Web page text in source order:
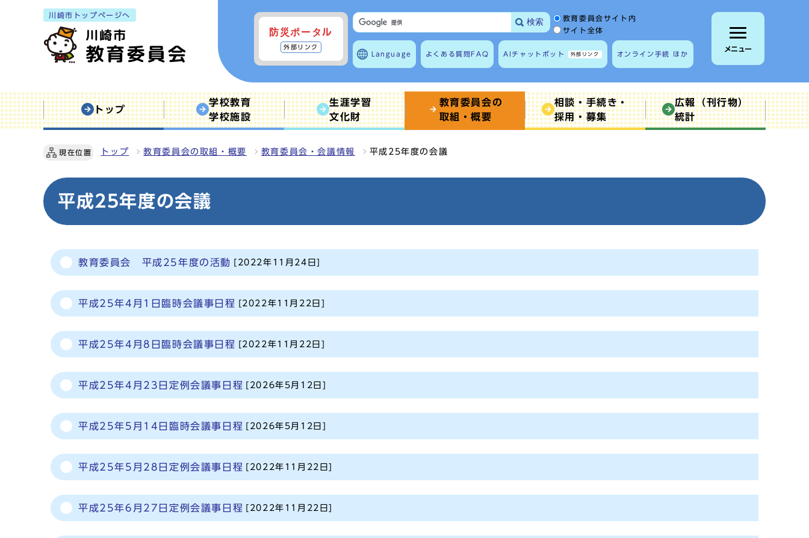
川崎市トップページへ
防災ポータル
外部リンク
検索 サイト内検索の範囲
教育委員会サイト内
サイト全体
Language よくある質問 FAQ AIチャットボット 外部リンク オンライン手続 ほか
メニュー
トップ
学校教育
学校施設
生涯学習
文化財
教育委員会の
取組・概要
相談・手続き・
採用・募集
広報（刊行物）
統計
現在位置 トップ 教育委員会の取組・概要 教育委員会・会議情報 平成25年度の会議
平成25年度の会議
教育委員会 平成25年度の活動 [2022年11月24日]
平成25年4月1日臨時会議事日程 [2022年11月22日]
平成25年4月8日臨時会議事日程 [2022年11月22日]
平成25年4月23日定例会議事日程 [2026年5月12日]
平成25年5月14日臨時会議事日程 [2026年5月12日]
平成25年5月28日定例会議事日程 [2022年11月22日]
平成25年6月27日定例会議事日程 [2022年11月22日]